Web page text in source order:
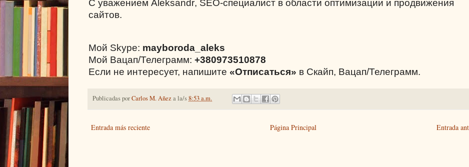
С уважением Aleksandr, SEO-специалист в области оптимизации и продвижения
сайтов.
Мой Skype: mayboroda_aleks
Мой Вацап/Телеграмм: +380973510878
Если не интересует, напишите «Отписаться» в Скайп, Вацап/Телеграмм.
Publicadas porCarlos M. Añeza la/s8:53 a.m.
Entrada más reciente Entrada
Página Principal